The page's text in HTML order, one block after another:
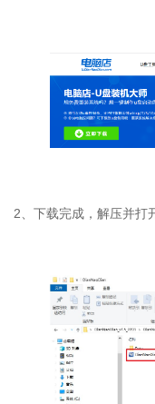
2 、下载完成，解压并打